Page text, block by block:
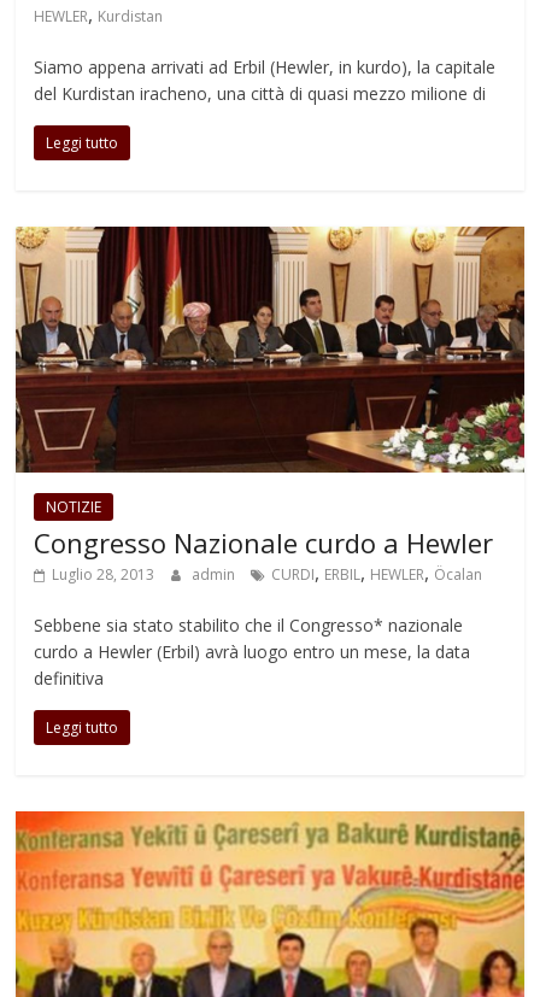
HEWLER, Kurdistan
Siamo appena arrivati ad Erbil (Hewler, in kurdo), la capitale
del Kurdistan iracheno, una città di quasi mezzo milione di
Leggi tutto
NOTIZIE
Congresso Nazionale curdo a Hewler
Luglio 28, 2013 admin CURDI, ERBIL, HEWLER, Öcalan
Sebbene sia stato stabilito che il Congresso* nazionale
curdo a Hewler (Erbil) avrà luogo entro un mese, la data
definitiva
Leggi tutto